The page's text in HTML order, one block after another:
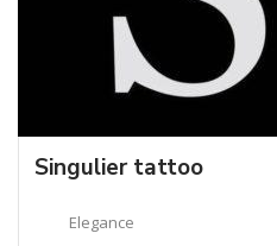
Singulier tattoo
Elegance